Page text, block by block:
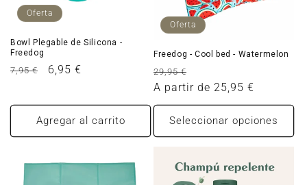
ó
n
Oferta
Bowl Plegable de Silicona -
Freedog
Precio
7,95 €
Precio
oferta
6,95 €
Agregar al carrito
Oferta
Freedog - Cool bed - Watermelon
Precio
habitual
29,95 €
de
oferta
A partir de 25,95 €
Seleccionar opciones